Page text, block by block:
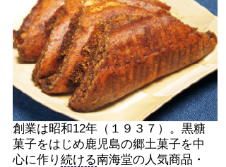
創業は昭和12年（１９３７）。黒糖
菓子をはじめ鹿児島の郷土菓子を中
心に作り 続ける南海堂の人気商品・